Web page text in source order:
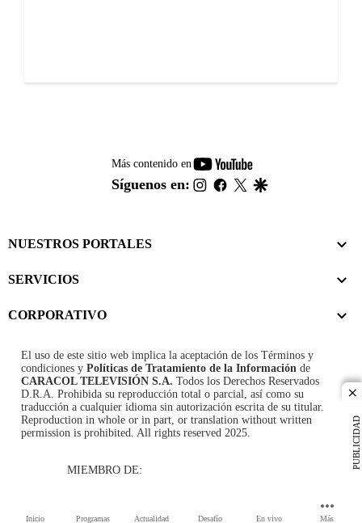
Inicio Programas Actualidad Desafío En vivo Más
PUBLICIDAD
Más contenido en
youtube-
footer
Síguenos en: instagram
facebook
twitter
NUESTROS PORTALES
SERVICIOS
CORPORATIVO
El uso de este sitio web implica la aceptación de los Términos y
condiciones y Políticas de Tratamiento de la Información de
CARACOL TELEVISIÓN S.A. Todos los Derechos Reservados
D.R.A. Prohibida su reproducción total o parcial, así como su
traducción a cualquier idioma sin autorización escrita de su titular.
Reproduction in whole or in part, or translation without written
permission is prohibited. All rights reserved 2025.
MIEMBRO DE: